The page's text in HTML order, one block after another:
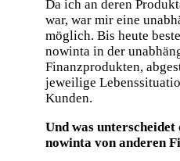
Da ich an deren
war, war mir eine
möglich. Bis heute
nowinta in der
Finanzprodukten,
jeweilige
Kunden.
Und was
nowinta von anderen